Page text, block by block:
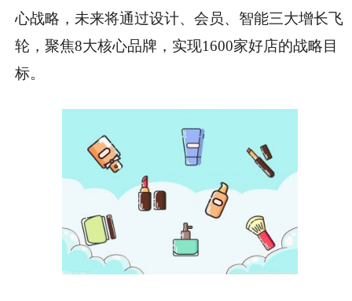
心战略，未来将通过设计、会员、智能三大增长飞
轮，聚焦8大核心品牌，实现1600家好店的战略目
标。